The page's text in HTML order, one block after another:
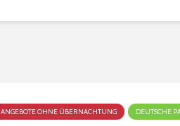
ANGEBOTE OHNE ÜBERNACHTUNG DEUTSCHE